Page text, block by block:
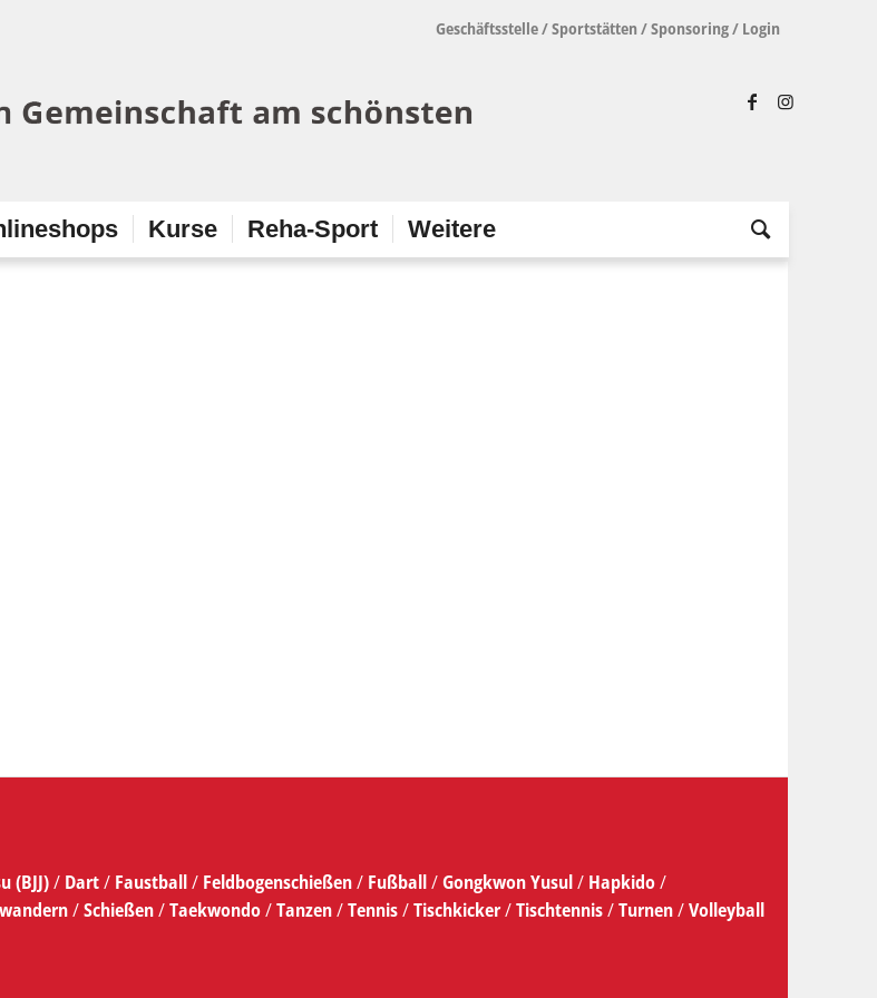
Geschäftsstelle/Sportstätten /Sponsoring/ Login
Kurse Reha-Sport Weitere
(BJJ)/ Dart/ Faustball/ Feldbogenschießen/ Fußball/Gongkwon Yusul/ Hapkido/
/Schießen/Taekwondo/Tanzen/Tennis/Tischkicker/Tischtennis/Turnen/Volleyball